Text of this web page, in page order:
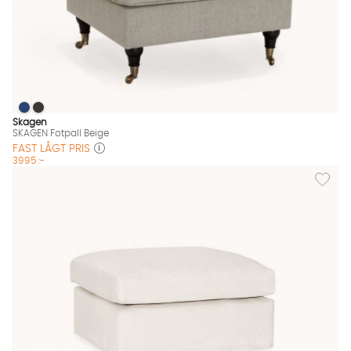
SKAGEN Fotpall Beige Finns även i dessa färger:
SKAGEN Fotpall Beige
SKAGEN Fotpall Beige
Skagen
SKAGEN Fotpall Beige
FAST LÅGT PRIS
3995 :-
Lägg